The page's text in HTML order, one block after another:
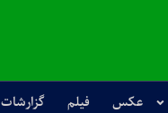
عکس فیلم گزارشات